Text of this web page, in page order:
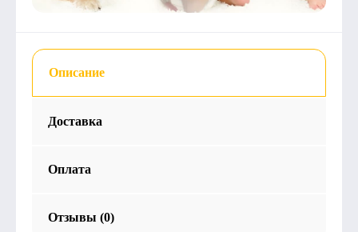
Описание
Доставка
Оплата
Отзывы (0)